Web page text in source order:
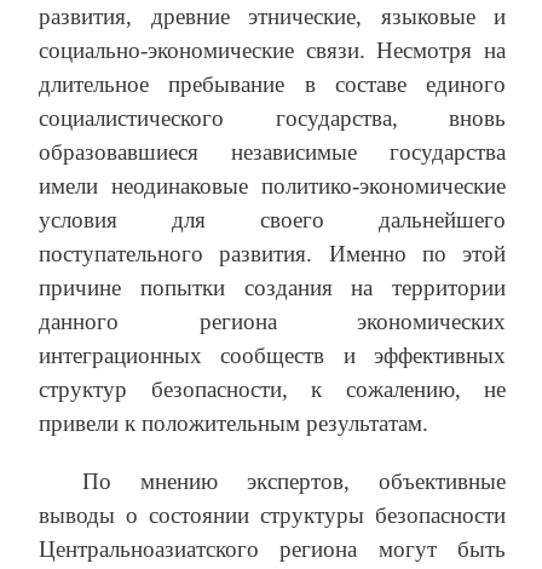
развития, древние этнические, языковые и
социально-экономические связи. Несмотря на
длительное пребывание в составе единого
социалистического государства, вновь
образовавшиеся независимые государства
имели неодинаковые политико-экономические
условия для своего дальнейшего
поступательного развития. Именно по этой
причине попытки создания на территории
данного региона экономических
интеграционных сообществ и эффективных
структур безопасности, к сожалению, не
привели к положительным результатам.
По мнению экспертов, объективные
выводы о состоянии структуры безопасности
Центральноазиатского региона могут быть